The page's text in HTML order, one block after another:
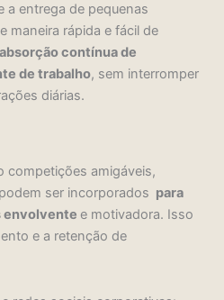
a entrega de pequenas
maneira rápida e fácil de
contínua de
de trabalho, sem interromper
diárias.
competições amigáveis,
ser incorporados para
envolvente e motivadora. Isso
e a retenção de